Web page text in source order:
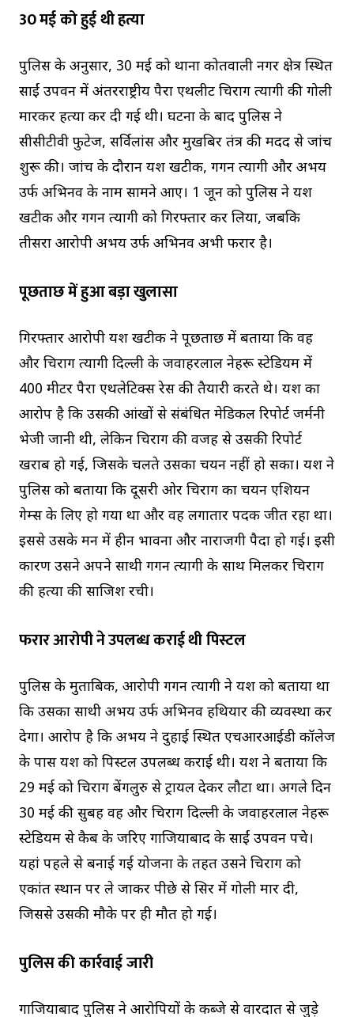
30 मई को हुई थी हत्या
पुलिस के अनुसार, 30 मई को थाना कोतवाली नगर क्षेत्र स्थित
साईं उपवन में अंतरराष्ट्रीय पैरा एथलीट चिराग त्यागी की गोली
मारकर हत्या कर दी गई थी। घटना के बाद पुलिस ने
सीसीटीवी फुटेज, सर्विलांस और मुखबिर तंत्र की मदद से जांच
शुरू की। जांच के दौरान यश खटीक, गगन त्यागी और अभय
उर्फ अभिनव के नाम सामने आए। 1 जून को पुलिस ने यश
खटीक और गगन त्यागी को गिरफ्तार कर लिया, जबकि
तीसरा आरोपी अभय उर्फ अभिनव अभी फरार है।
पूछताछ में हुआ बड़ा खुलासा
गिरफ्तार आरोपी यश खटीक ने पूछताछ में बताया कि वह
और चिराग त्यागी दिल्ली के जवाहरलाल नेहरू स्टेडियम में
400 मीटर पैरा एथलेटिक्स रेस की तैयारी करते थे। यश का
आरोप है कि उसकी आंखों से संबंधित मेडिकल रिपोर्ट जर्मनी
भेजी जानी थी, लेकिन चिराग की वजह से उसकी रिपोर्ट
खराब हो गई, जिसके चलते उसका चयन नहीं हो सका। यश ने
पुलिस को बताया कि दूसरी ओर चिराग का चयन एशियन
गेम्स के लिए हो गया था और वह लगातार पदक जीत रहा था।
इससे उसके मन में हीन भावना और नाराजगी पैदा हो गई। इसी
कारण उसने अपने साथी गगन त्यागी के साथ मिलकर चिराग
की हत्या की साजिश रची।
फरार आरोपी ने उपलब्ध कराई थी पिस्टल
पुलिस के मुताबिक, आरोपी गगन त्यागी ने यश को बताया था
कि उसका साथी अभय उर्फ अभिनव हथियार की व्यवस्था कर
देगा। आरोप है कि अभय ने दुहाई स्थित एचआरआईडी कॉलेज
के पास यश को पिस्टल उपलब्ध कराई थी। यश ने बताया कि
29 मई को चिराग बेंगलुरु से ट्रायल देकर लौटा था। अगले दिन
30 मई की सुबह वह और चिराग दिल्ली के जवाहरलाल नेहरू
स्टेडियम से कैब के जरिए गाजियाबाद के साईं उपवन पहुंचे।
यहां पहले से बनाई गई योजना के तहत उसने चिराग को
एकांत स्थान पर ले जाकर पीछे से सिर में गोली मार दी,
जिससे उसकी मौके पर ही मौत हो गई।
पुलिस की कार्रवाई जारी
गाजियाबाद पुलिस ने आरोपियों के कब्जे से वारदात से जुड़े